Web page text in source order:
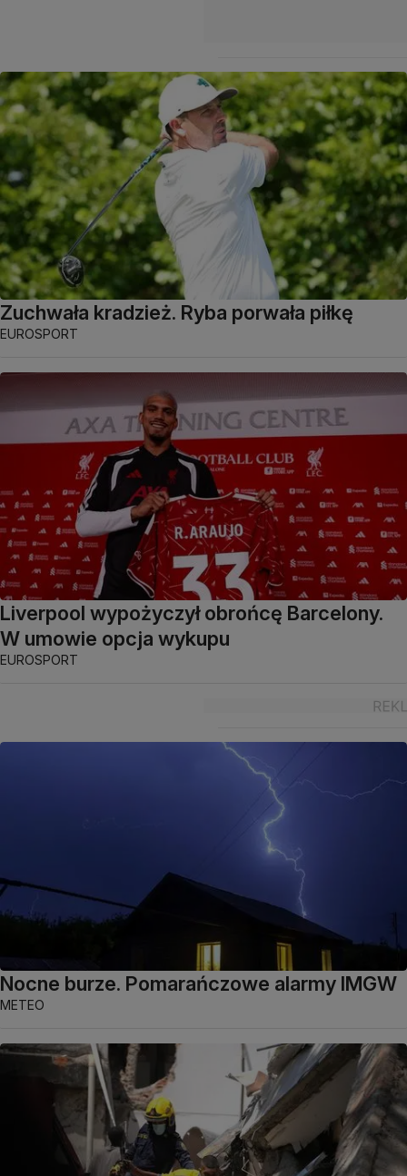
Zuchwała kradzież. Ryba porwała piłkę
EUROSPORT
Liverpool wypożyczył obrońcę Barcelony.
W umowie opcja wykupu
EUROSPORT
Nocne burze. Pomarańczowe alarmy IMGW
METEO